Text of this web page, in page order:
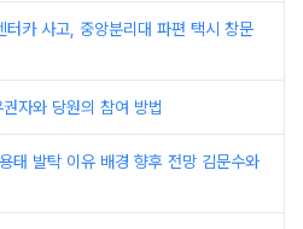
터카 사고, 중앙분리대 파편 택시 창문
자와 당원의 참여 방법
태 발탁 이유 배경 향후 전망 김문수와